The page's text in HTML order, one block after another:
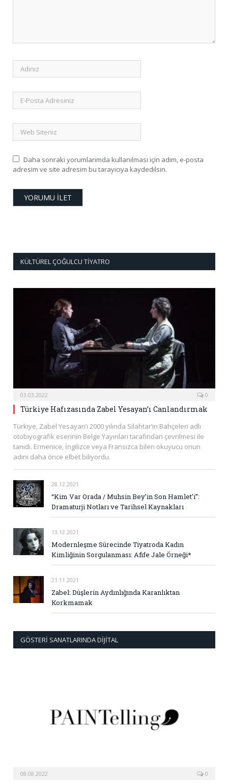
Daha sonraki yorumlarımda kullanılması için adım, e-posta
adresim ve site adresim bu tarayıcıya kaydedilsin.
KÜLTÜREL ÇOĞULCU TIYATRO
03.03.2022 0
Türkiye Hafızasında Zabel Yesayan’ı Canlandırmak
Türkiye, Zabel Yesayan’ı 2000 yılında Silahtar’ın Bahçeleri adlı
otobiyografik eserinin Belge Yayınları tarafından çevrilmesi ile
tanıdı. Ermenice, İngilizce veya Fransızca bilen okuyucu onun
adını daha önce elbet biliyordu.
28.12.2021
“Kim Var Orada / Muhsin Bey’in Son Hamlet’i”:
Dramaturji Notları ve Tarihsel Kaynakları
13.12.2021
Modernleşme Sürecinde Tiyatroda Kadın
Kimliğinin Sorgulanması: Afife Jale Örneği*
21.11.2021
Zabel: Düşlerin Aydınlığında Karanlıktan
Korkmamak
GÖSTERI SANATLARINDA DIJITAL
08.08.2022 0